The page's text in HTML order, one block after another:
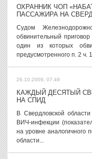
ОХРАННИК ЧОП
ПАССАЖИРА НА
Судом
обвинительный
один из которых
предусмотренного п. 2 ч.
26.10.2009, 07:49
КАЖДЫЙ ДЕСЯТЫЙ
НА СПИД
В Свердловской
ВИЧ-инфекции
на уровне аналогичного
области...